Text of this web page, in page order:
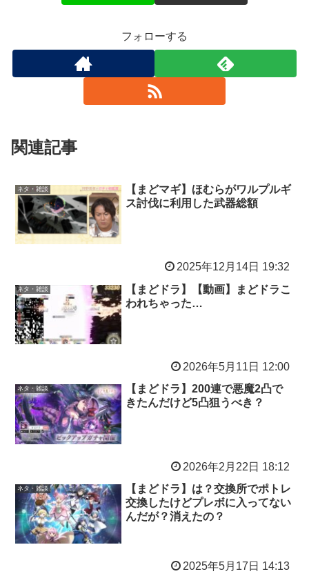
フォローする
関連記事
ネタ・雑談
【まどマギ】ほむらがワルプルギ
ス討伐に利用した武器総額
2025年12月14日 19:32
ネタ・雑談
【まどドラ】【動画】まどドラこ
われちゃった…
2026年5月11日 12:00
ネタ・雑談
【まどドラ】200連で悪魔2凸で
きたんだけど5凸狙うべき？
2026年2月22日 18:12
ネタ・雑談
【まどドラ】は？交換所でポトレ
交換したけどプレボに入ってない
んだが？消えたの？
2025年5月17日 14:13